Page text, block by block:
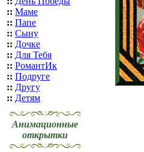
:: Маме
:: Папе
:: Сыну
:: Дочке
:: Для Тебя
:: РомантИк
:: Подруге
:: Другу
:: Детям
Анимационные
открытки